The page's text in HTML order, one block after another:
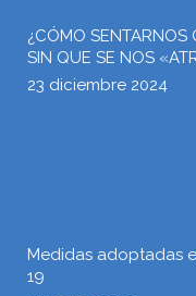
¿CÓMO SENTARNOS
SIN QUE SE NOS
23 diciembre 2024
Medidas adoptadas
19